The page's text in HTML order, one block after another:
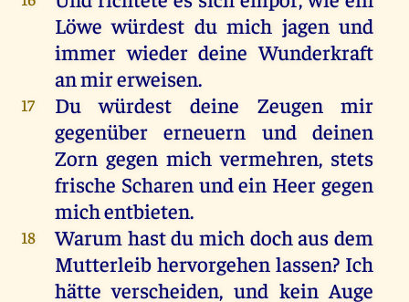
Löwe würdest du mich jagen und
immer wieder deine Wunderkraft
anmirerweisen.
17 Du würdest deine Zeugen
mir
gegenüber
erneuern und
deinen
Zorn gegen mich vermehren, stets
frische Scharen und ein Heer gegen
michentbieten.
18 Warum hastdu mich dochaus dem
Mutterleibhervorgehenlassen? Ich
hätte verscheiden, und kein Auge